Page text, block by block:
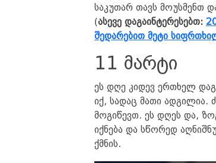
საკუთარ თავს მოუსმენთ
(ასევე დაგაინტერესებთ:
შედარებით მეტი
11 მარტი
ეს დღე კიდევ ერთხელ
იქ, სადაც მათი ადგილია.
მოგიწევთ. ეს დღეს და,
იქნება და სწორედ
ქმნის.